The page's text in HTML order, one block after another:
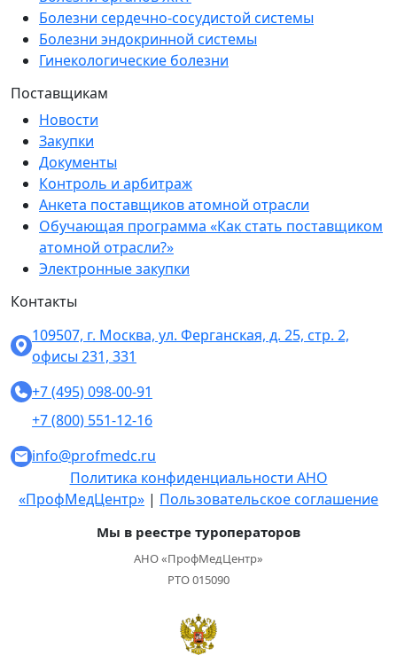
Болезни сердечно-сосудистой системы
Болезни эндокринной системы
Гинекологические болезни
Поставщикам
Новости
Закупки
Документы
Контроль и арбитраж
Анкета поставщиков атомной отрасли
Обучающая программа «Как стать поставщиком
атомной отрасли?»
Электронные закупки
Контакты
109507, г. Москва, ул. Ферганская, д. 25, стр. 2,
офисы 231, 331
+7 (495) 098-00-91
+7 (800) 551-12-16
info@profmedc.ru
Политика конфиденциальности АНО
«ПрофМедЦентр» | Пользовательское соглашение
Мы в реестре туроператоров
АНО «ПрофМедЦентр»
РТО 015090